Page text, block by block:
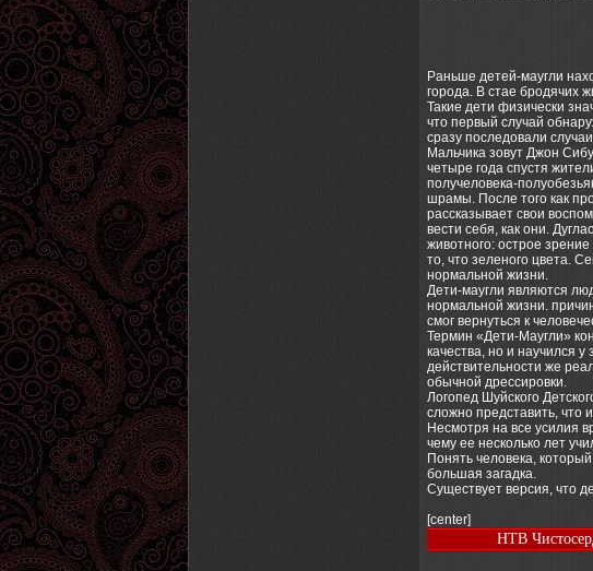
Раньше детей-маугли
города. В стае бродячих
Такие дети физически
что первый случай
сразу последовали
Мальчика зовут Джон
четыре года спустя
получеловека-
шрамы. После того как
рассказывает свои
вести себя, как они.
животного: острое
то, что зеленого цвета.
нормальной жизни.
Дети-маугли являются
нормальной жизни.
смог вернуться к
Термин «Дети-Маугли»
качества, но и научился
действительности же
обычной дрессировки.
Логопед Шуйского
сложно представить, что
Несмотря на все усилия
чему ее несколько лет
Понять человека,
большая загадка.
Существует версия, что
[center]
НТВ